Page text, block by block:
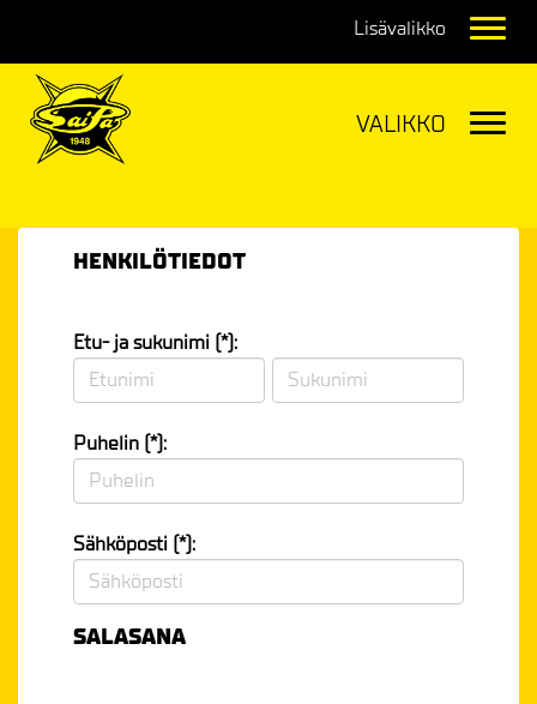
HENKILÖTIEDOT
Etu- ja sukunimi (*):
Puhelin (*):
Sähköposti (*):
SALASANA